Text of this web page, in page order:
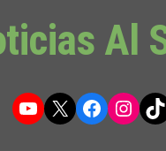
Al
YouTube
X